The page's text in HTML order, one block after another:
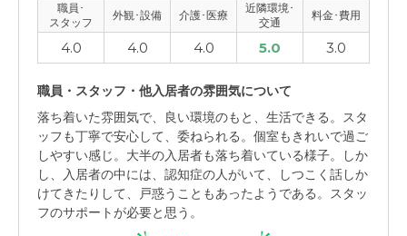
職員･
スタッフ
外観･設備 介護･医療
近隣環境･
交通
料金･費用
4.0 4.0 4.0 5.0 3.0
職員・スタッフ・他入居者の雰囲気について
落ち着いた雰囲気で、良い環境のもと、生活できる。スタ
ッフも丁寧で安心して、委ねられる。個室もきれいで過ご
しやすい感じ。大半の入居者も落ち着いている様子。しか
し、入居者の中には、認知症の人がいて、しつこく話しか
けてきたりして、戸惑うこともあったようである。スタッ
フのサポートが必要と思う。